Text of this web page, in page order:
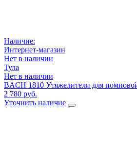
Наличие:
Интернет-магазин
Нет в наличии
Тула
Нет в наличии
BACH 1810 Утяжелители для
2 780 руб.
Уточнить наличие